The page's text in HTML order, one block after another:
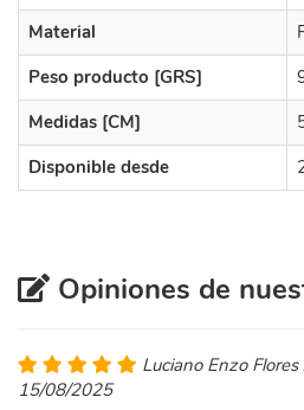
Material
Peso producto [GRS]
Medidas [CM]
Disponible desde
Opiniones de
Luciano Enzo
15/08/2025